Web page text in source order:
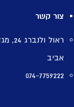
צור קשר
ראול
אביב
074-7759222